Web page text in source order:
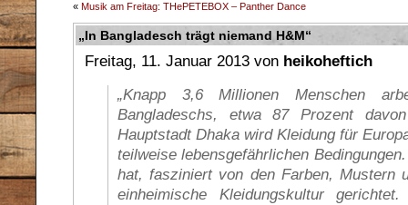
« Musik am Freitag: THePETEBOX – Panther Dance
„In Bangladesch trägt niemand H&M“
Freitag, 11. Januar 2013 von heikoheftich
„Knapp 3,6 Millionen Menschen
Bangladeschs, etwa 87 Prozent
Hauptstadt Dhaka wird Kleidung für
teilweise lebensgefährlichen
hat, fasziniert von den Farben, Mustern
einheimische Kleidungskultur